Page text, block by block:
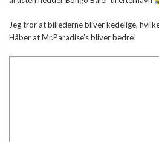
Jeg tror at billederne bliver kedelige,
Håber at Mr.Paradise’s bliver bedre!